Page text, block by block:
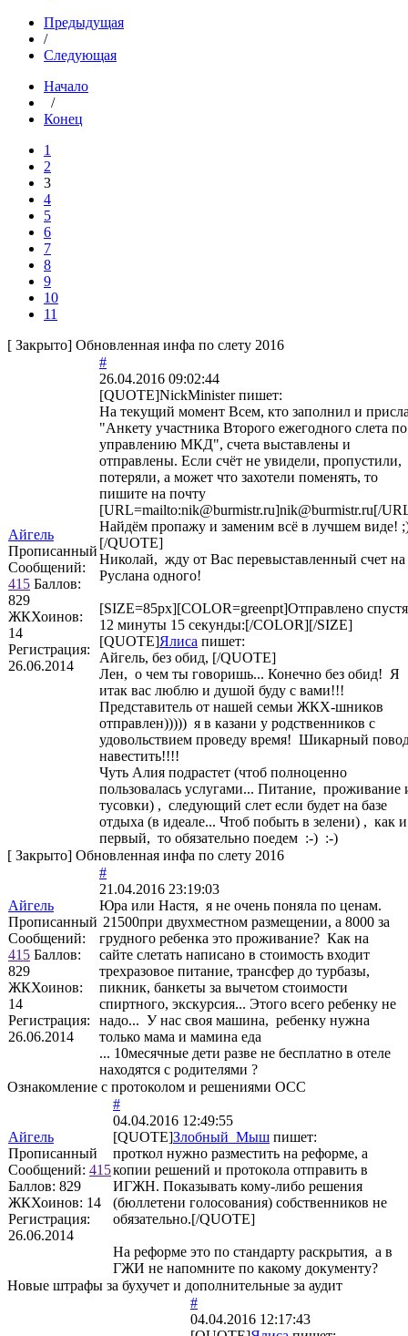
Предыдущая
/
Следующая
Начало
/
Конец
1
2
3
4
5
6
7
8
9
10
11
[ Закрыто] Обновленная инфа по слету 2016
Айгель
Прописанный
Сообщений:
415 Баллов:
829
ЖКХоинов:
14
Регистрация:
26.06.2014
#
26.04.2016 09:02:44
[QUOTE]NickMinisterпишет:
На текущий момент Всем, кто заполнил и
"Анкету участника Второго ежегодного слета по
управлению МКД", счета выставлены и
отправлены. Если счёт не увидели, пропустили,
потеряли, а может что захотели поменять, то
пишите на почту
[URL=mailto:nik@burmistr.ru]nik@burmistr.ru[/
Найдём пропажу и заменим всё в лучшем виде!
[/QUOTE]
Николай, жду от Вас перевыставленный счет на
Руслана одного!
[SIZE=85px][COLOR=greenpt]Отправлено спустя
12 минуты 15 секунды:[/COLOR][/SIZE]
[QUOTE]Ялиса пишет:
Айгель, без обид, [/QUOTE]
Лен, о чем ты говоришь... Конечно без обид! Я
итак вас люблю и душой буду с вами!!!
Представитель от нашей семьи ЖКХ-шников
отправлен))))) я в казани у родственников с
удовольствием проведу время! Шикарный
навестить!!!!
Чуть Алия подрастет (чтоб полноценно
пользовалась услугами... Питание, проживание
тусовки) , следующий слет если будет на базе
отдыха (в идеале... Чтоб побыть в зелени) , как и
первый, то обязательно поедем :-) :-)
[ Закрыто] Обновленная инфа по слету 2016
Айгель
Прописанный
Сообщений:
415 Баллов:
829
ЖКХоинов:
14
Регистрация:
26.06.2014
#
21.04.2016 23:19:03
Юра или Настя, я не очень поняла по ценам.
21500при двухместном размещении, а 8000 за
грудного ребенка это проживание? Как на
сайте слетать написано в стоимость входит
трехразовое питание, трансфер до турбазы,
пикник, банкеты за вычетом стоимости
спиртного, экскурсия... Этого всего ребенку не
надо... У нас своя машина, ребенку нужна
только мама и мамина еда
... 10месячные дети разве не бесплатно в отеле
находятся с родителями ?
Ознакомление с протоколом и решениями ОСС
Айгель
Прописанный
Сообщений: 415
Баллов: 829
ЖКХоинов: 14
Регистрация:
26.06.2014
#
04.04.2016 12:49:55
[QUOTE]Злобный_Мыш пишет:
проткол нужно разместить на реформе, а
копии решений и протокола отправить в
ИГЖН. Показывать кому-либо решения
(бюллетени голосования) собственников не
обязательно.[/QUOTE]
На реформе это по стандарту раскрытия, а в
ГЖИ не напомните по какому документу?
Новые штрафы за бухучет и дополнительные за аудит
#
04.04.2016 12:17:43